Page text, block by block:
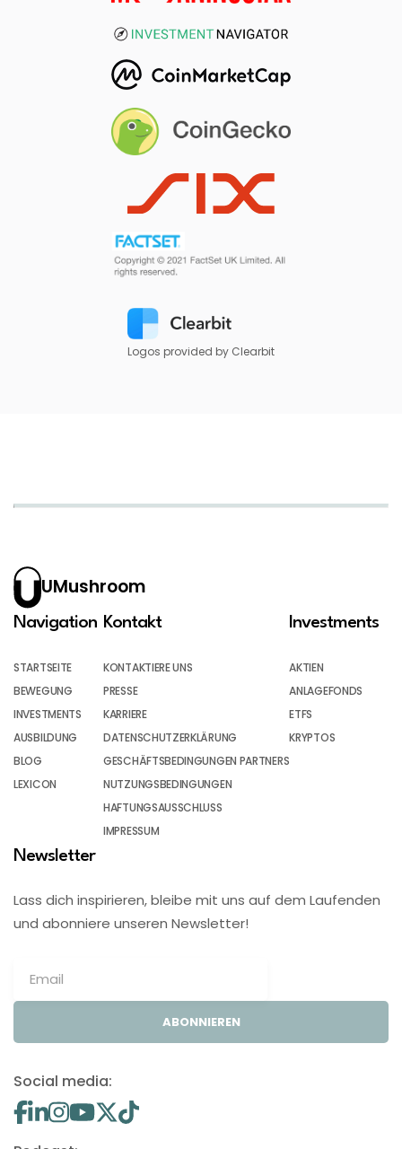
Logos provided by Clearbit
UMushroom
Navigation
STARTSEITE
BEWEGUNG
INVESTMENTS
AUSBILDUNG
BLOG
LEXICON
Kontakt
KONTAKTIERE UNS
PRESSE
KARRIERE
DATENSCHUTZERKLÄRUNG
GESCHÄFTSBEDINGUNGEN PARTNERS
NUTZUNGSBEDINGUNGEN
HAFTUNGSAUSSCHLUSS
IMPRESSUM
Investments
AKTIEN
ANLAGEFONDS
ETFS
KRYPTOS
Newsletter
Lass dich inspirieren, bleibe mit uns auf dem Laufenden
und abonniere unseren Newsletter!
ABONNIEREN
Social media: